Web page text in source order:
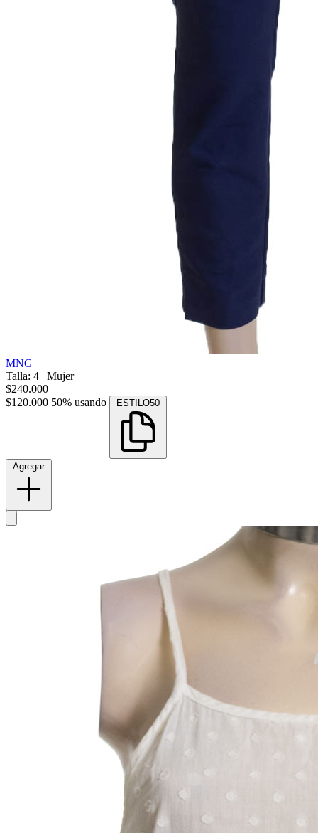
MNG
Talla: 4 | Mujer
$240.000
$120.000 50% usando ESTILO50
Agregar